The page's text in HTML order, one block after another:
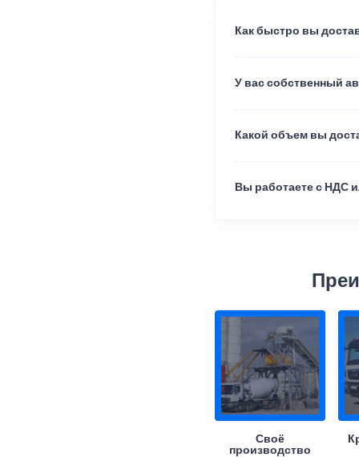
Как быстро вы
У вас собственный
Какой объем вы
Вы работаете с НДС
Своё
производство